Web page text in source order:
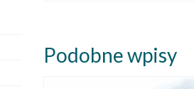
Podobne wpisy